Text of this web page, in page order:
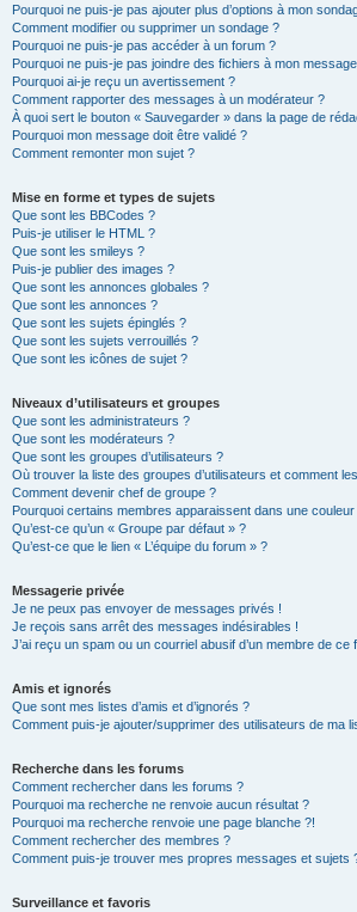
Pourquoi ne puis-je pas ajouter plus d’options à mon
Comment modifier ou supprimer un sondage ?
Pourquoi ne puis-je pas accéder à un forum ?
Pourquoi ne puis-je pas joindre des fichiers à mon
Pourquoi ai-je reçu un avertissement ?
Comment rapporter des messages à un modérateur ?
À quoi sert le bouton « Sauvegarder » dans la page de
Pourquoi mon message doit être validé ?
Comment remonter mon sujet ?
Mise en forme et types de sujets
Que sont les BBCodes ?
Puis-je utiliser le HTML ?
Que sont les smileys ?
Puis-je publier des images ?
Que sont les annonces globales ?
Que sont les annonces ?
Que sont les sujets épinglés ?
Que sont les sujets verrouillés ?
Que sont les icônes de sujet ?
Niveaux d’utilisateurs et groupes
Que sont les administrateurs ?
Que sont les modérateurs ?
Que sont les groupes d’utilisateurs ?
Où trouver la liste des groupes d’utilisateurs et comment
Comment devenir chef de groupe ?
Pourquoi certains membres apparaissent dans une
Qu’est-ce qu’un « Groupe par défaut » ?
Qu’est-ce que le lien « L’équipe du forum » ?
Messagerie privée
Je ne peux pas envoyer de messages privés !
Je reçois sans arrêt des messages indésirables !
J’ai reçu un spam ou un courriel abusif d’un membre de ce
Amis et ignorés
Que sont mes listes d’amis et d’ignorés ?
Comment puis-je ajouter/supprimer des utilisateurs de ma
Recherche dans les forums
Comment rechercher dans les forums ?
Pourquoi ma recherche ne renvoie aucun résultat ?
Pourquoi ma recherche renvoie une page blanche ?!
Comment rechercher des membres ?
Comment puis-je trouver mes propres messages et sujets
Surveillance et favoris